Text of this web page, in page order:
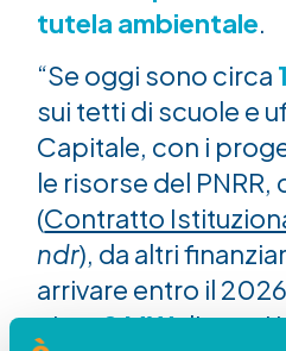
tutela ambientale.
“Se oggi sono circa
sui tetti di scuole e
Capitale, con i
le risorse del PNRR,
(Contratto
ndr), da altri
arrivare entro il
circa8 MWdi nuovi